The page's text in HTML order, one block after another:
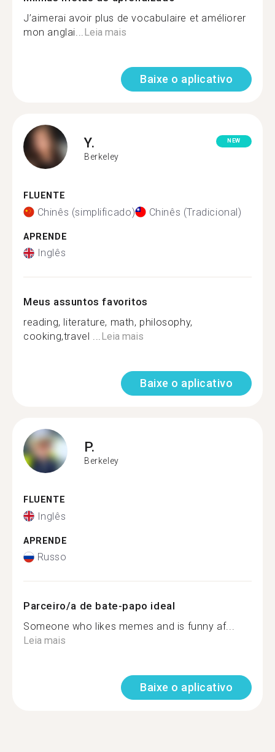
J’aimerai avoir plus de vocabulaire et améliorer
mon anglai...Leia mais
Baixe o aplicativo
Y.
Berkeley
NEW
FLUENTE
Chinês (simplificado) Chinês (Tradicional)
APRENDE
Inglês
Meus assuntos favoritos
reading, literature, math, philosophy,
cooking,travel ...Leia mais
Baixe o aplicativo
P.
Berkeley
FLUENTE
Inglês
APRENDE
Russo
Parceiro/a de bate-papo ideal
Someone who likes memes and is funny af...
Leia mais
Baixe o aplicativo